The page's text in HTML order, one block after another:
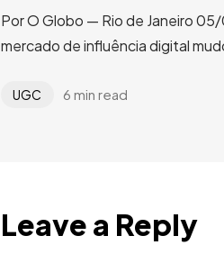
Por O Globo — Rio de Janeiro
mercado de influência digital
UGC 6 min read
Leave a Reply